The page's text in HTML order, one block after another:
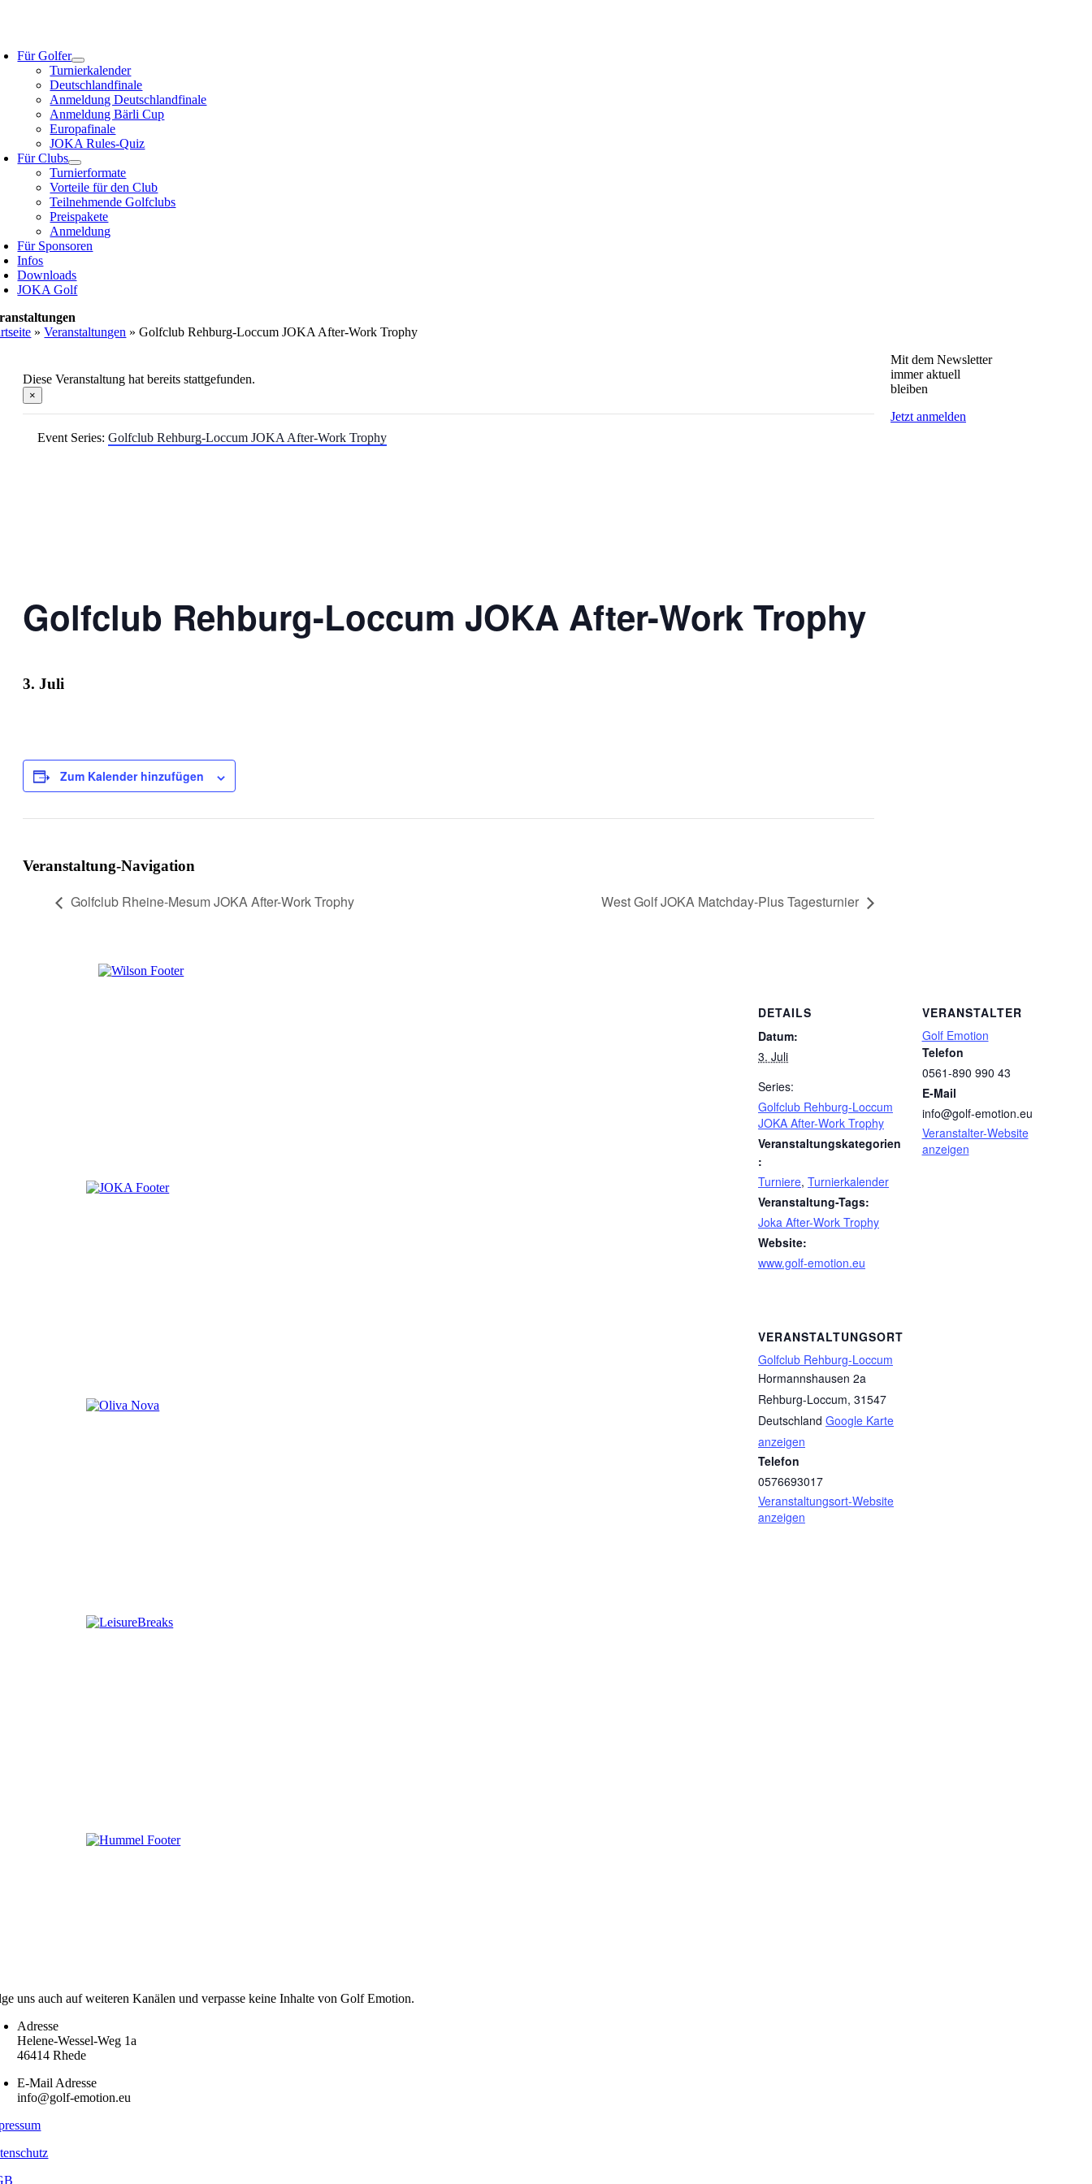
Für Golfer
Turnierkalender
Deutschlandfinale
Anmeldung Deutschlandfinale
Anmeldung Bärli Cup
Europafinale
JOKA Rules-Quiz
Für Clubs
Turnierformate
Vorteile für den Club
Teilnehmende Golfclubs
Preispakete
Anmeldung
Für Sponsoren
Infos
Downloads
JOKA Golf
»Veranstaltungen »Golfclub Rehburg-Loccum JOKA After-Work Trophy
Diese Veranstaltung hat bereits stattgefunden.
×
Event Series: Golfclub Rehburg-Loccum JOKA After-Work Trophy
Golfclub Rehburg-Loccum JOKA After-Work Trophy
3. Juli
Zum Kalender hinzufügen
Veranstaltung-Navigation
Golfclub Rheine-Mesum JOKA After-Work Trophy West Golf JOKA Matchday-Plus Tagesturnier
DETAILS
Datum:
3. Juli
Series:
Golfclub Rehburg-Loccum
JOKA After-Work Trophy
Veranstaltungskategorien
:
Turniere, Turnierkalender
Veranstaltung-Tags:
Joka After-Work Trophy
Website:
www.golf-emotion.eu
VERANSTALTER
Golf Emotion
Telefon
0561-890 990 43
E-Mail
info@golf-emotion.eu
Veranstalter-Website
anzeigen
VERANSTALTUNGSORT
Golfclub Rehburg-Loccum
Hormannshausen 2a
Rehburg-Loccum, 31547
Deutschland Google Karte
anzeigen
Telefon
0576693017
Veranstaltungsort-Website
anzeigen
Mit dem Newsletter
immer aktuell
bleiben
Jetzt anmelden
uns auch auf weiteren Kanälen und verpasse keine Inhalte von Golf Emotion.
Adresse
Helene-Wessel-Weg 1a
46414 Rhede
E-Mail Adresse
info@golf-emotion.eu